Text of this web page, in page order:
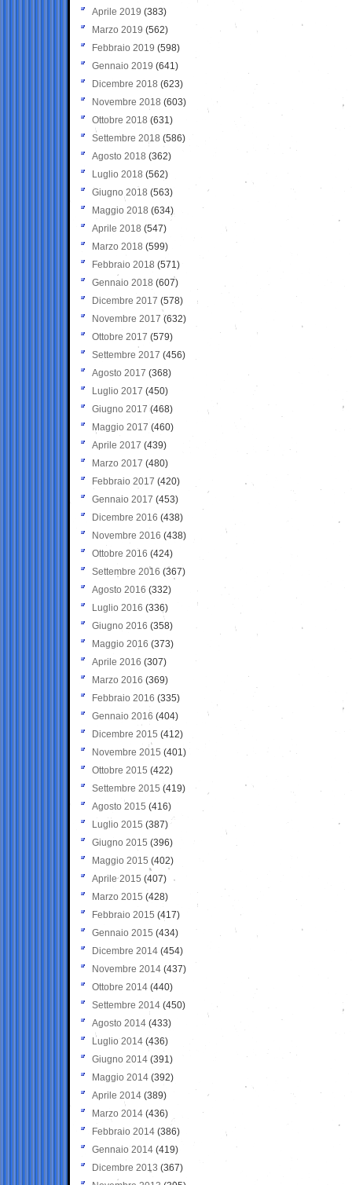
Aprile 2019 (383)
Marzo 2019 (562)
Febbraio 2019 (598)
Gennaio 2019 (641)
Dicembre 2018 (623)
Novembre 2018 (603)
Ottobre 2018 (631)
Settembre 2018 (586)
Agosto 2018 (362)
Luglio 2018 (562)
Giugno 2018 (563)
Maggio 2018 (634)
Aprile 2018 (547)
Marzo 2018 (599)
Febbraio 2018 (571)
Gennaio 2018 (607)
Dicembre 2017 (578)
Novembre 2017 (632)
Ottobre 2017 (579)
Settembre 2017 (456)
Agosto 2017 (368)
Luglio 2017 (450)
Giugno 2017 (468)
Maggio 2017 (460)
Aprile 2017 (439)
Marzo 2017 (480)
Febbraio 2017 (420)
Gennaio 2017 (453)
Dicembre 2016 (438)
Novembre 2016 (438)
Ottobre 2016 (424)
Settembre 2016 (367)
Agosto 2016 (332)
Luglio 2016 (336)
Giugno 2016 (358)
Maggio 2016 (373)
Aprile 2016 (307)
Marzo 2016 (369)
Febbraio 2016 (335)
Gennaio 2016 (404)
Dicembre 2015 (412)
Novembre 2015 (401)
Ottobre 2015 (422)
Settembre 2015 (419)
Agosto 2015 (416)
Luglio 2015 (387)
Giugno 2015 (396)
Maggio 2015 (402)
Aprile 2015 (407)
Marzo 2015 (428)
Febbraio 2015 (417)
Gennaio 2015 (434)
Dicembre 2014 (454)
Novembre 2014 (437)
Ottobre 2014 (440)
Settembre 2014 (450)
Agosto 2014 (433)
Luglio 2014 (436)
Giugno 2014 (391)
Maggio 2014 (392)
Aprile 2014 (389)
Marzo 2014 (436)
Febbraio 2014 (386)
Gennaio 2014 (419)
Dicembre 2013 (367)